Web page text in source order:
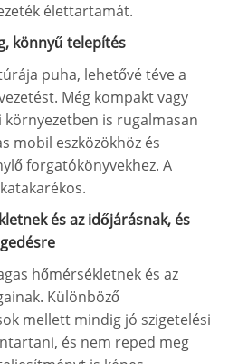
élettartamát.
könnyű telepítés
puha, lehetővé téve a
Még kompakt vagy
is rugalmasan
mobil eszközökhöz és
forgatókönyvekhez. A
és az időjárásnak, és
hőmérsékletnek és az
Különböző
mellett mindig jó szigetelési
és nem reped meg